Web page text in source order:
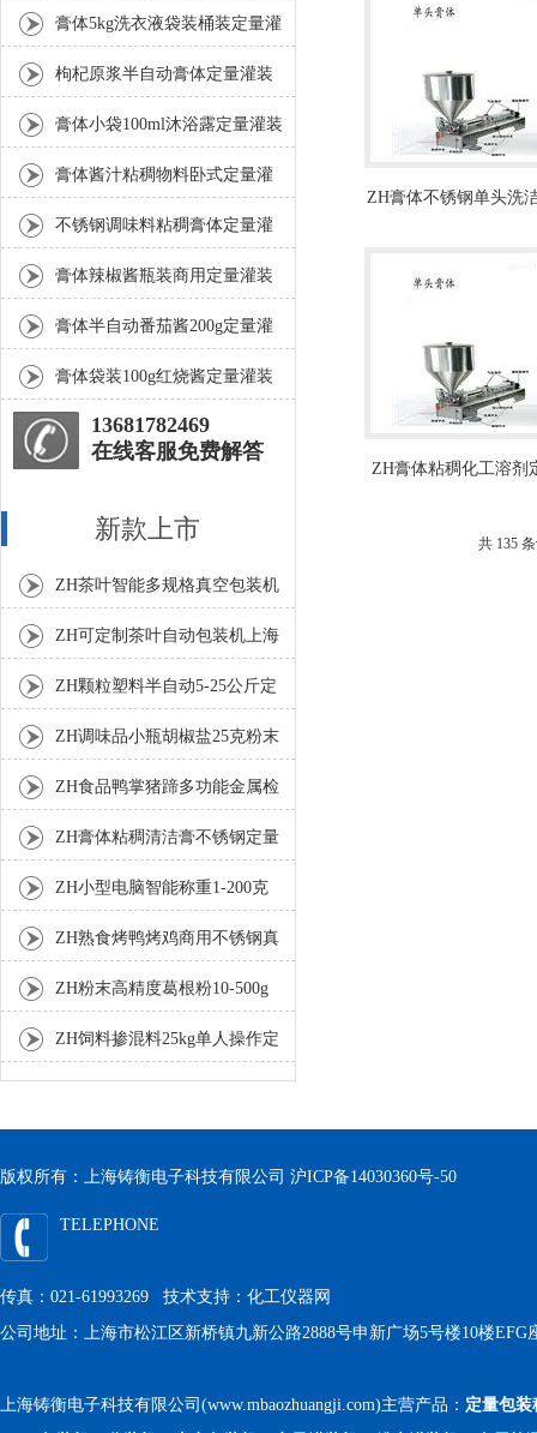
灌装机产品简介
膏体5kg洗衣液袋装桶装定量灌
装机厂家
枸杞原浆半自动膏体定量灌装
机工作原理
膏体小袋100ml沐浴露定量灌装
机工厂生产
膏体酱汁粘稠物料卧式定量灌
装机产品简介
不锈钢调味料粘稠膏体定量灌
装机产品简介
膏体辣椒酱瓶装商用定量灌装
机产品简介
膏体半自动番茄酱200g定量灌
装机工作原理
膏体袋装100g红烧酱定量灌装
机工作原理
13681782469
在线客服免费解答
新款上市
ZH茶叶智能多规格真空包装机
上海厂家
ZH可定制茶叶自动包装机上海
厂家
ZH颗粒塑料半自动5-25公斤定
量包装机
ZH调味品小瓶胡椒盐25克粉末
灌装机
ZH食品鸭掌猪蹄多功能金属检
测机
ZH膏体粘稠清洁膏不锈钢定量
灌装机厂家
ZH小型电脑智能称重1-200克
分装机
ZH熟食烤鸭烤鸡商用不锈钢真
空包装机
ZH粉末高精度葛根粉10-500g
自动包装机
ZH饲料掺混料25kg单人操作定
量包装机
ZH膏体不锈钢单头洗
ZH膏体粘稠化工溶剂
共 135
版权所有：上海铸衡电子科技有限公司 沪ICP备14030360号-50
TELEPHONE
传真：021-61993269 技术支持： 化工仪器网
公司地址：上海市松江区新桥镇九新公路2888号申新广场5号楼10楼EFG
上海铸衡电子科技有限公司(www.mbaozhuangji.com)主营产品： 定量包装